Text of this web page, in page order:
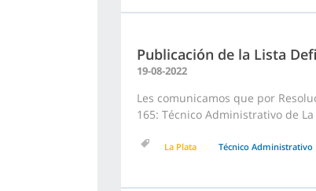
Publicación de la Lista
19-08-2022
Les comunicamos que por
165: Técnico Administrativo de
La Plata Técnico Administrativo